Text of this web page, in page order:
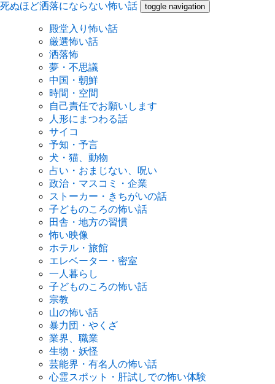
死ぬほど洒落にならない怖い話 toggle navigation
殿堂入り怖い話
厳選怖い話
洒落怖
夢・不思議
中国・朝鮮
時間・空間
自己責任でお願いします
人形にまつわる話
サイコ
予知・予言
犬・猫、動物
占い・おまじない、呪い
政治・マスコミ・企業
ストーカー・きちがいの話
子どものころの怖い話
田舎・地方の習慣
怖い映像
ホテル・旅館
エレベーター・密室
一人暮らし
子どものころの怖い話
宗教
山の怖い話
暴力団・やくざ
業界、職業
生物・妖怪
芸能界・有名人の怖い話
心霊スポット・肝試しでの怖い体験